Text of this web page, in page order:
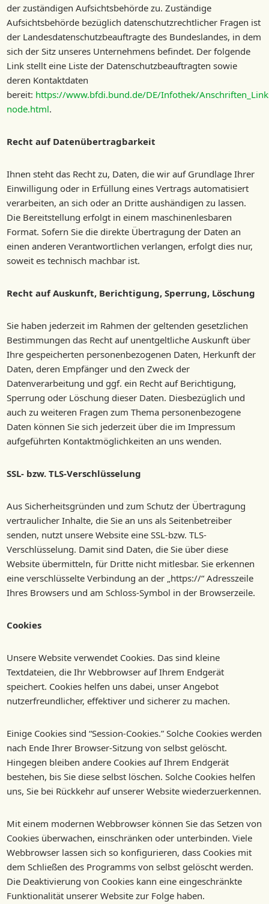
der zuständigen Aufsichtsbehörde zu. Zuständige
Aufsichtsbehörde bezüglich datenschutzrechtlicher Fragen ist
der Landesdatenschutzbeauftragte des Bundeslandes, in dem
sich der Sitz unseres Unternehmens befindet. Der folgende
Link stellt eine Liste der Datenschutzbeauftragten sowie
deren Kontaktdaten
bereit: https://www.bfdi.bund.de/DE/Infothek/
node.html.
Recht auf Datenübertragbarkeit
Ihnen steht das Recht zu, Daten, die wir auf Grundlage Ihrer
Einwilligung oder in Erfüllung eines Vertrags automatisiert
verarbeiten, an sich oder an Dritte aushändigen zu lassen.
Die Bereitstellung erfolgt in einem maschinenlesbaren
Format. Sofern Sie die direkte Übertragung der Daten an
einen anderen Verantwortlichen verlangen, erfolgt dies nur,
soweit es technisch machbar ist.
Recht auf Auskunft, Berichtigung, Sperrung, Löschung
Sie haben jederzeit im Rahmen der geltenden gesetzlichen
Bestimmungen das Recht auf unentgeltliche Auskunft über
Ihre gespeicherten personenbezogenen Daten, Herkunft der
Daten, deren Empfänger und den Zweck der
Datenverarbeitung und ggf. ein Recht auf Berichtigung,
Sperrung oder Löschung dieser Daten. Diesbezüglich und
auch zu weiteren Fragen zum Thema personenbezogene
Daten können Sie sich jederzeit über die im Impressum
aufgeführten Kontaktmöglichkeiten an uns wenden.
SSL- bzw. TLS-Verschlüsselung
Aus Sicherheitsgründen und zum Schutz der Übertragung
vertraulicher Inhalte, die Sie an uns als Seitenbetreiber
senden, nutzt unsere Website eine SSL-bzw. TLS-
Verschlüsselung. Damit sind Daten, die Sie über diese
Website übermitteln, für Dritte nicht mitlesbar. Sie erkennen
eine verschlüsselte Verbindung an der „https://“ Adresszeile
Ihres Browsers und am Schloss-Symbol in der Browserzeile.
Cookies
Unsere Website verwendet Cookies. Das sind kleine
Textdateien, die Ihr Webbrowser auf Ihrem Endgerät
speichert. Cookies helfen uns dabei, unser Angebot
nutzerfreundlicher, effektiver und sicherer zu machen.
Einige Cookies sind “Session-Cookies.” Solche Cookies werden
nach Ende Ihrer Browser-Sitzung von selbst gelöscht.
Hingegen bleiben andere Cookies auf Ihrem Endgerät
bestehen, bis Sie diese selbst löschen. Solche Cookies helfen
uns, Sie bei Rückkehr auf unserer Website wiederzuerkennen.
Mit einem modernen Webbrowser können Sie das Setzen von
Cookies überwachen, einschränken oder unterbinden. Viele
Webbrowser lassen sich so konfigurieren, dass Cookies mit
dem Schließen des Programms von selbst gelöscht werden.
Die Deaktivierung von Cookies kann eine eingeschränkte
Funktionalität unserer Website zur Folge haben.